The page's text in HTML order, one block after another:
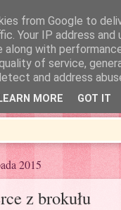
2015
z brokułu
from Google to
Your IP address and
along with
of service,
and address
LEARN MORE GOT IT